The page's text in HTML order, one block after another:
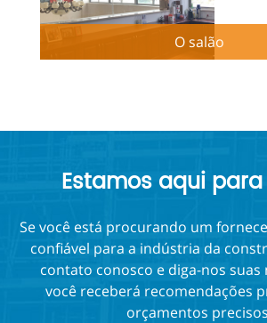
O salão
Estamos aqui
Se você está procurando um
confiável para a indústria da
contato conosco e diga-nos suas
você receberá recomendações
orçamentos